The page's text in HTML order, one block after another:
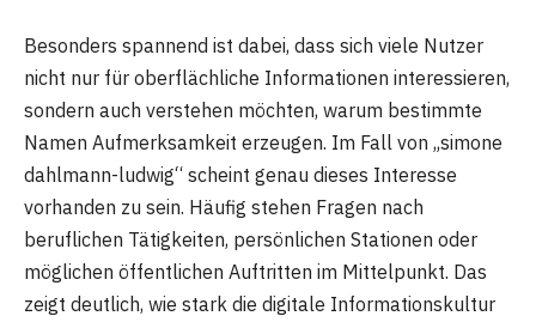
Besonders spannend ist dabei, dass sich viele Nutzer
nicht nur für oberflächliche Informationen interessieren,
sondern auch verstehen möchten, warum bestimmte
Namen Aufmerksamkeit erzeugen. Im Fall von „simone
dahlmann-ludwig“ scheint genau dieses Interesse
vorhanden zu sein. Häufig stehen Fragen nach
beruflichen Tätigkeiten, persönlichen Stationen oder
möglichen öffentlichen Auftritten im Mittelpunkt. Das
zeigt deutlich, wie stark die digitale Informationskultur